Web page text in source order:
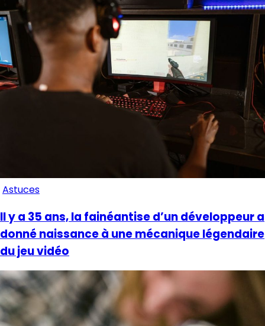
Astuces
Il y a 35 ans, la fainéantise d’un développeur a
donné naissance à une mécanique légendaire
du jeu vidéo